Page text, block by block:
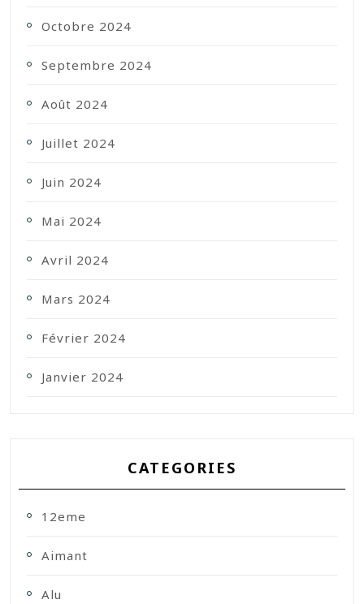
Octobre 2024
Septembre 2024
Août 2024
Juillet 2024
Juin 2024
Mai 2024
Avril 2024
Mars 2024
Février 2024
Janvier 2024
CATEGORIES
12eme
Aimant
Alu